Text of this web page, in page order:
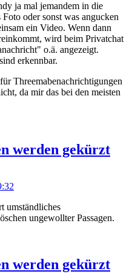
ja mal jemandem in die
oder sonst was angucken
ein Video. Wenn dann
wird beim Privatchat
o.ä. angezeigt.
erkennbar.
Threemabenachrichtigungen
da mir das bei den meisten
werden gekürzt
umständliches
ungewollter Passagen.
werden gekürzt